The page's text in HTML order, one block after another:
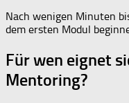
Nach wenigen Minuten
dem ersten Modul
Für wen eignet
Mentoring?